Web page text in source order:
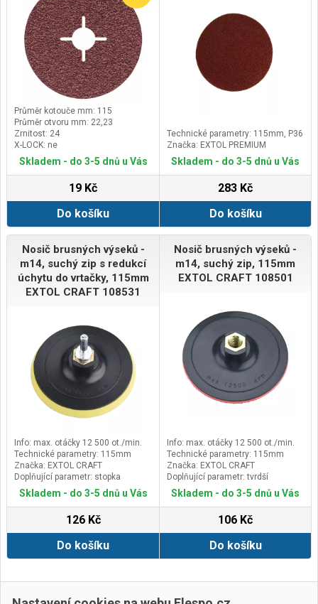
Průměr kotouče mm: 115
Průměr otvoru mm: 22,23
Zrnitost: 24
X-LOCK: ne
Skladem - do 3-5 dnů u Vás
19 Kč
Do košíku
Technické parametry: 115mm, P36
Značka: EXTOL PREMIUM
Skladem - do 3-5 dnů u Vás
283 Kč
Do košíku
Nosič brusných výseků -
m14, suchý zip s redukcí
úchytu do vrtačky, 115mm
EXTOL CRAFT 108531
Info: max. otáčky 12 500 ot./min.
Technické parametry: 115mm
Značka: EXTOL CRAFT
Doplňující parametr: stopka
redukce průměr 8mm
Skladem - do 3-5 dnů u Vás
126 Kč
Do košíku
Nosič brusných výseků -
m14, suchý zip, 115mm
EXTOL CRAFT 108501
Info: max. otáčky 12 500 ot./min.
Technické parametry: 115mm
Značka: EXTOL CRAFT
Doplňující parametr: tvrdší
neohebný talíř nosiče pro brusné
výseky s VELCRO, závit M14 k
Skladem - do 3-5 dnů u Vás
106 Kč
Do košíku
Další › Poslední »